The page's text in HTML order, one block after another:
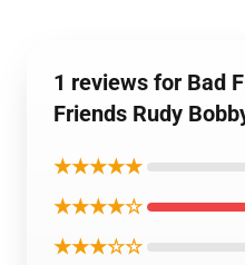
1 reviews for Bad
Friends Rudy
★★★★★
★★★★☆
★★★☆☆